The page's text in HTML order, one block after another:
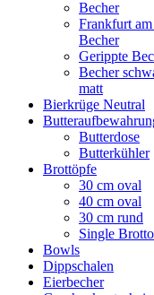
Becher
Frankfurt
Becher
Gerippte
Becher
matt
Bierkrüge Neutral
Butterdose
Butterkühler
Brottöpfe
30 cm oval
40 cm oval
30 cm rund
Single
Bowls
Dippschalen
Eierbecher